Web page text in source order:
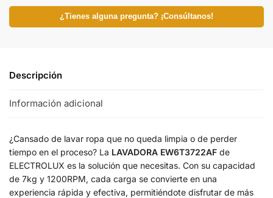
¿Tienes alguna pregunta? ¡Consúltanos!
Descripción
Información adicional
¿Cansado de lavar ropa que no queda limpia o de perder
tiempo en el proceso? La LAVADORA EW6T3722AF de
ELECTROLUX es la solución que necesitas. Con su capacidad
de 7kg y 1200RPM, cada carga se convierte en una
experiencia rápida y efectiva, permitiéndote disfrutar de más